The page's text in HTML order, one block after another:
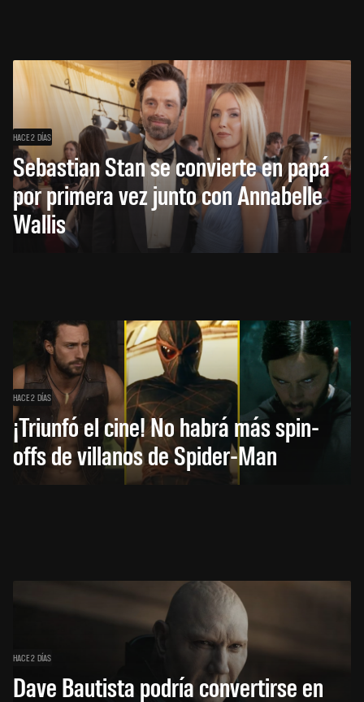
HACE 2 DÍAS
Sebastian Stan se convierte en papá
por primera vez junto con Annabelle
Wallis
HACE 2 DÍAS
¡Triunfó el cine! No habrá más spin-
offs de villanos de Spider-Man
HACE 2 DÍAS
Dave Bautista podría convertirse en